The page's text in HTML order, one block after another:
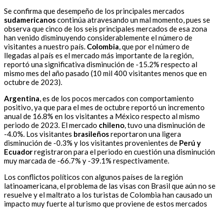
Se confirma que desempeño de los principales mercados
sudamericanoscontinúa atravesando un mal momento, pues se
observa que cinco de los seis principales mercados de esa zona
han venido disminuyendo considerablemente el número de
visitantes a nuestro país. Colombia, que por el número de
llegadas al país es el mercado más importante de la región,
reportó una significativa disminución de -15.2% respecto al
mismo mes del año pasado (10 mil 400 visitantes menos que en
octubre de 2023).
Argentina, es de los pocos mercados con comportamiento
positivo, ya que para el mes de octubre reportó un incremento
anual de 16.8% en los visitantes a México respecto al mismo
periodo de 2023. El mercado chileno, tuvo una disminución de
-4.0%. Los visitantes brasileñosreportaron una ligera
disminución de -0.3% y los visitantes provenientes de Perú y
Ecuadorregistraron para el periodo en cuestión una disminución
muy marcada de -66.7% y -39.1% respectivamente.
Los conflictos políticos con algunos países de la región
latinoamericana, el problema de las visas con Brasil que aún no se
resuelve y el maltrato a los turistas de Colombia han causado un
impacto muy fuerte al turismo que proviene de estos mercados